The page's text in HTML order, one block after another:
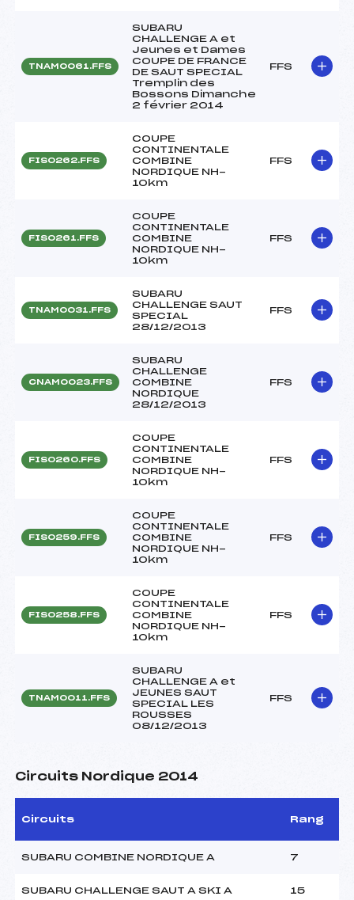
TNAM0061.FFS
SUBARU
CHALLENGE A et
Jeunes et Dames
COUPE DE FRANCE
DE SAUT SPECIAL
Tremplin des
Bossons Dimanche
2 février 2014
FFS
FIS0262.FFS
COUPE
CONTINENTALE
COMBINE
NORDIQUE NH-
10km
FFS
FIS0261.FFS
COUPE
CONTINENTALE
COMBINE
NORDIQUE NH-
10km
FFS
TNAM0031.FFS
SUBARU
CHALLENGE SAUT
SPECIAL
28/12/2013
FFS
CNAM0023.FFS
SUBARU
CHALLENGE
COMBINE
NORDIQUE
28/12/2013
FFS
FIS0260.FFS
COUPE
CONTINENTALE
COMBINE
NORDIQUE NH-
10km
FFS
FIS0259.FFS
COUPE
CONTINENTALE
COMBINE
NORDIQUE NH-
10km
FFS
FIS0258.FFS
COUPE
CONTINENTALE
COMBINE
NORDIQUE NH-
10km
FFS
TNAM0011.FFS
SUBARU
CHALLENGE A et
JEUNES SAUT
SPECIAL LES
ROUSSES
08/12/2013
FFS
Circuits Nordique 2014
Circuits Rang
SUBARU COMBINE NORDIQUE A 7
SUBARU CHALLENGE SAUT A SKI A 15